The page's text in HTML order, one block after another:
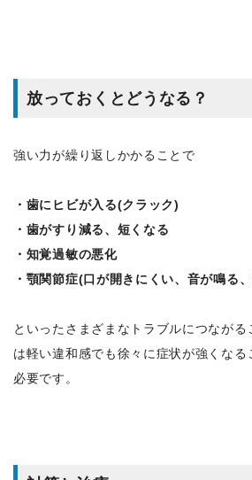
放っておくとどうなる？
強い力が繰り返しかかることで
・歯にヒビが入る(クラック)
・歯がすり減る、短くなる
・知覚過敏の悪化
・顎関節症(口が開きにくい、音が鳴る
といったさまざまなトラブルにつなが
は軽い違和感でも徐々に症状が強くな
必要です。